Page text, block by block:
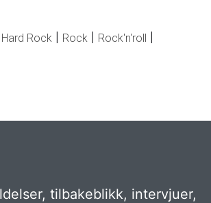
Hard Rock Rock
Rock'n'roll
tilbakeblikk, intervjuer,